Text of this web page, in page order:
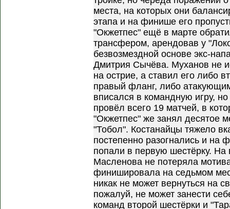
места, на которых они
этапа и на финише его
"Окжетпес" ещё в марте
трансфером, арендовав у
безвозмездной основе экс-
Дмитрия Сычёва. Муханов не
на острие, а ставил его либо
правый фланг, либо
вписался в командную игру,
провёл всего 19 матчей, в
"Окжетпес" же занял десятое
"Тобол". Костанайцы тяжело
постепенно разогнались и на
попали в первую шестёрку. На
Масленова не потеряла
финишировала на седьмом
никак не может вернуться на
пожалуй, не может занести
команд второй шестёрки и